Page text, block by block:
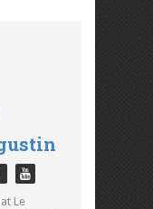
Le